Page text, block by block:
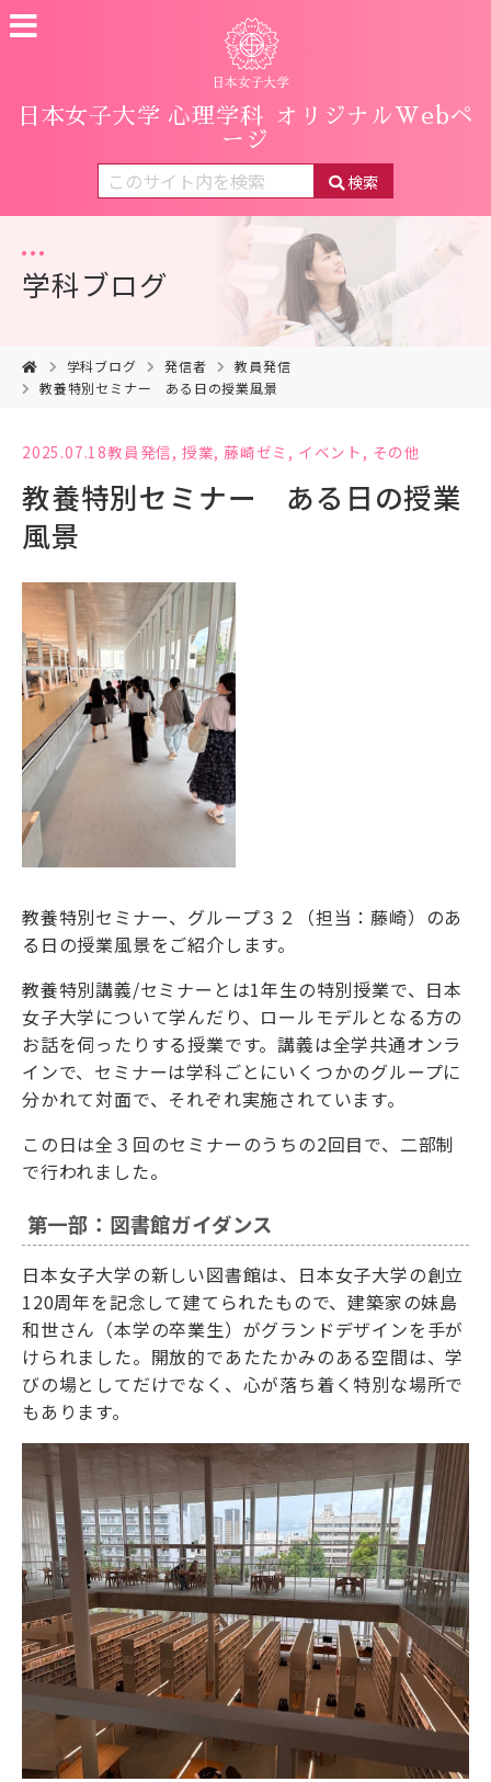
日本女子大学 心理学科
オリジナルWebペ
ージ
検索
学科ブログ
学科ブログ 発信者
教員発信
教養特別セミナー ある日の授業風景
2025.07.18教員発信, 授業,藤崎ゼミ , イベント , その他
教養特別セミナー ある日の授業
風景
教養特別セミナー、グループ３２（担当：藤崎）のあ
る日の授業風景をご紹介します。
教養特別講義/セミナーとは1年生の特別授業で、日本
女子大学について学んだり、ロールモデルとなる方の
お話を伺ったりする授業です。講義は全学共通オンラ
インで、セミナーは学科ごとにいくつかのグループに
分かれて対面で、それぞれ実施されています。
この日は全３回のセミナーのうちの2回目で、二部制
で行われました。
第一部：図書館ガイダンス
日本女子大学の新しい図書館は、日本女子大学の創立
120周年を記念して建てられたもので、建築家の妹島
和世さん（本学の卒業生）がグランドデザインを手が
けられました。開放的であたたかみのある空間は、学
びの場としてだけでなく、心が落ち着く特別な場所で
もあります。